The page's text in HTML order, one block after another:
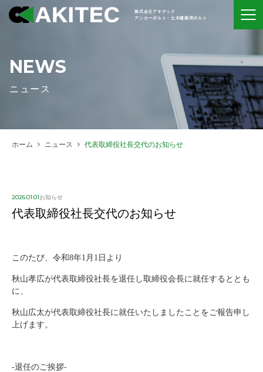
株式会社アキテック
アンカーボルト・土木建築用ボルト
NEWS
ニュース
ホーム ニュース 代表取締役社長交代のお知らせ
2026.01.01お知らせ
代表取締役社長交代のお知らせ
このたび、令和8年1月1日より
秋山孝広が代表取締役社長を退任し取締役会長に就任するととも
に、
秋山広太が代表取締役社長に就任いたしましたことをご報告申し
上げます。
-退任のご挨拶-